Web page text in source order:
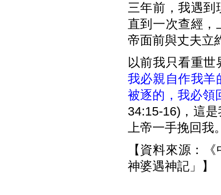
三年前，我遇
直到一次查經，
帝面前與丈夫立
以前我只看重
我必親自作我羊
被逐的，我必領
34:15-16)，這
上帝一手挽回
【資料來源：
神婆遇神記」】